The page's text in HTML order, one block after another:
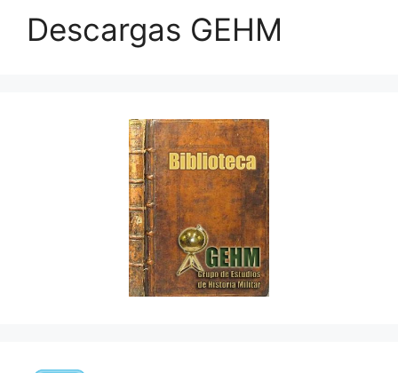
Descargas GEHM